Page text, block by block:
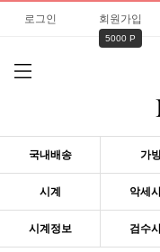
로그인 회원가입
5000 P
국내배송 가
시계 악세
시계정보 검수